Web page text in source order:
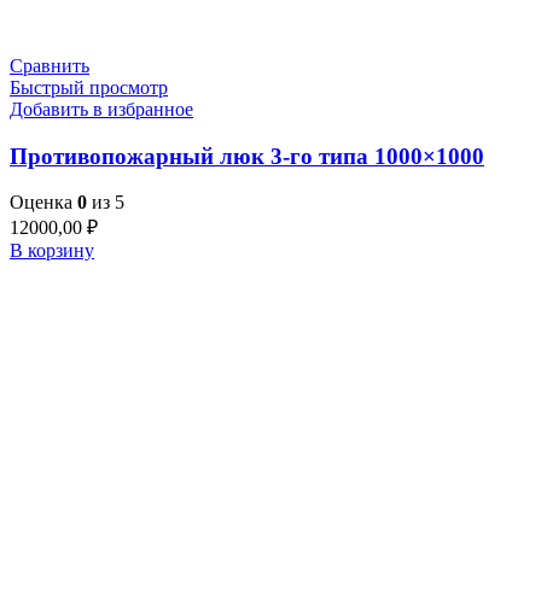
Сравнить
Быстрый просмотр
Добавить в избранное
Противопожарный люк 3-го типа 1000×1000
Оценка 0 из 5
12000,00 ₽
В корзину